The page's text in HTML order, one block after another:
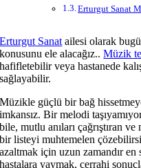
Erturgut Sanat
Erturgut Sanat ailesi olarak
konusunu ele alacağız..Müzik
hafifletebilir veya hastanede
sağlayabilir.
Müzikle güçlü bir bağ
imkansız. Bir melodi
bile, mutlu anıları çağrıştıran
bir listeyi muhtemelen
azaltmak için uzun zamandır
hastalara yaymak, cerrahi